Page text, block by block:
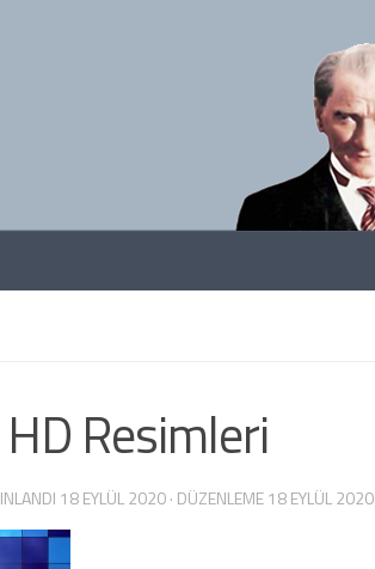
Resimleri
18 EYLÜL 2020· DÜZENLEME18 EYLÜL 2020